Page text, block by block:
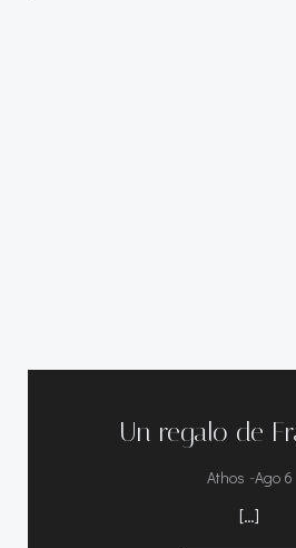
Un regalo de
Athos -Ago 6
[…]